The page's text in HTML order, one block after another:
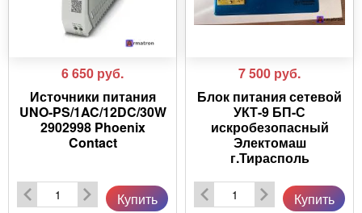
6 650 руб.
Источники питания
UNO-PS/1AC/12DC/30W
2902998 Phoenix
Contact
Купить
7 500 руб.
Блок питания сетевой
УКТ-9 БП-С
искробезопасный
Электомаш
г.Тирасполь
Купить